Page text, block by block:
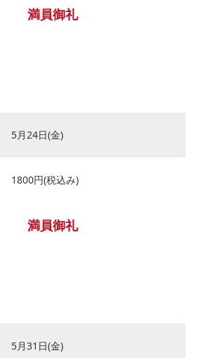
満員御礼
5月24日(金)
1800円(税込み)
満員御礼
5月31日(金)